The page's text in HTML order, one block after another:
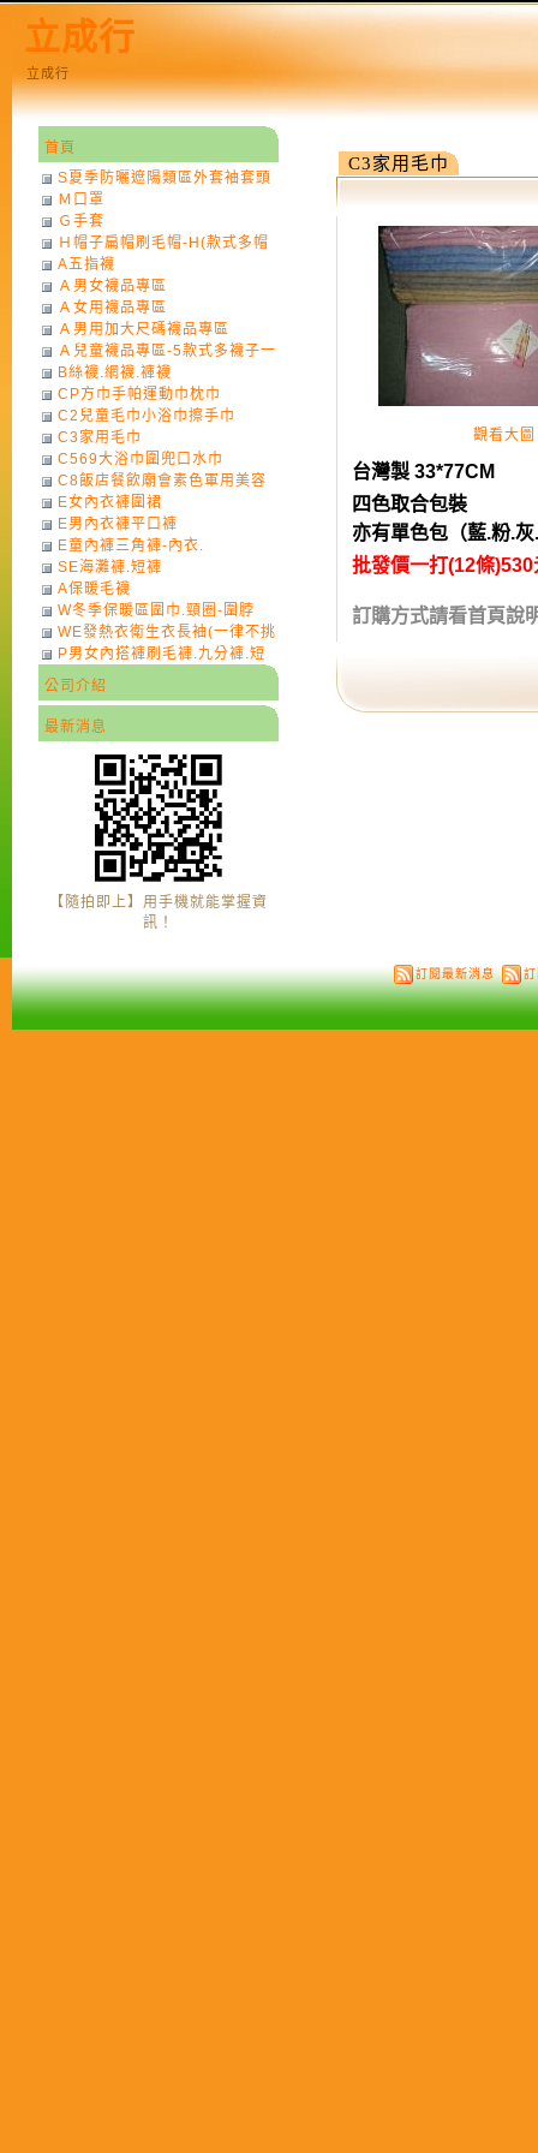
立成行
立成行
C3家用毛巾
觀看大圖
台灣製 33*77CM
四色取合包裝
亦有單色包（藍.粉.
批發價一打(12條)530
訂購方式請看首頁說
首頁
S夏季防曬遮陽類區外套袖套頭
巾
Ｍ口罩
Ｇ手套
Ｈ帽子扁帽刷毛帽-H(款式多帽
子一律不挑色)
A五指襪
Ａ男女襪品專區
Ａ女用襪品專區
Ａ男用加大尺碼襪品專區
Ａ兒童襪品專區-5款式多襪子一
律不挑款式花色)
B絲襪.網襪.褲襪
CP方巾手帕運動巾枕巾
C2兒童毛巾小浴巾擦手巾
C3家用毛巾
C569大浴巾圍兜口水巾
C8飯店餐飲廟會素色軍用美容
巾
E女內衣褲圍裙
E男內衣褲平口褲
E童內褲三角褲-內衣.
SE海灘褲.短褲
A保暖毛襪
W冬季保暖區圍巾.頸圈-圍脖
WE發熱衣衛生衣長袖(一律不挑
色)-7
P男女內搭褲刷毛褲.九分褲.短
褲
公司介紹
最新消息
【隨拍即上】用手機就能掌握資
訊！
訂閱最新消息 訂